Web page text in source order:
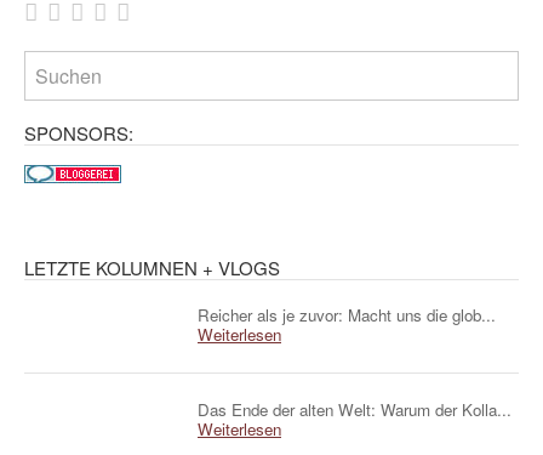
SPONSORS:
LETZTE KOLUMNEN + VLOGS
Reicher als je zuvor: Macht uns die glob...
Weiterlesen
Das Ende der alten Welt: Warum der Kolla...
Weiterlesen